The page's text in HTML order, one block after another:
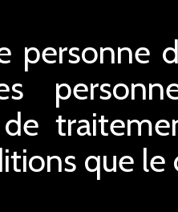
personne
que le